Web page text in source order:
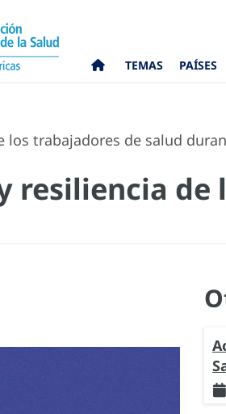
TEMAS PAÍSES
trabajadores de salud
resiliencia de